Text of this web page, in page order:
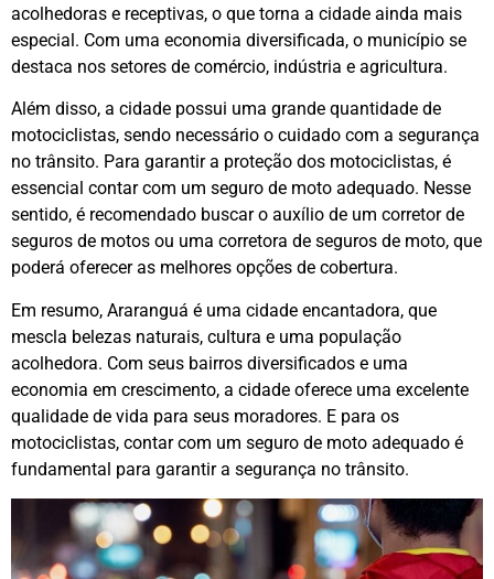
acolhedoras e receptivas, o que torna a cidade ainda mais
especial. Com uma economia diversificada, o município se
destaca nos setores de comércio, indústria e agricultura.
Além disso, a cidade possui uma grande quantidade de
motociclistas, sendo necessário o cuidado com a segurança
no trânsito. Para garantir a proteção dos motociclistas, é
essencial contar com um seguro de moto adequado. Nesse
sentido, é recomendado buscar o auxílio de um corretor de
seguros de motos ou uma corretora de seguros de moto, que
poderá oferecer as melhores opções de cobertura.
Em resumo, Araranguá é uma cidade encantadora, que
mescla belezas naturais, cultura e uma população
acolhedora. Com seus bairros diversificados e uma
economia em crescimento, a cidade oferece uma excelente
qualidade de vida para seus moradores. E para os
motociclistas, contar com um seguro de moto adequado é
fundamental para garantir a segurança no trânsito.